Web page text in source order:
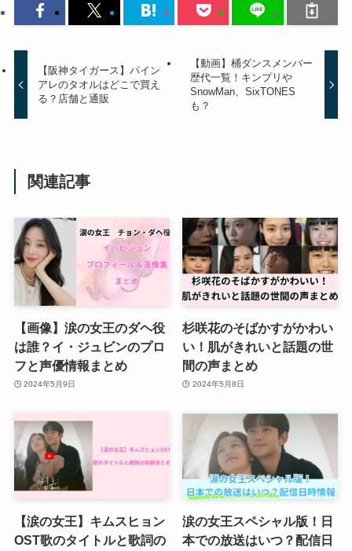
【阪神タイガース】パイン
アレのタオルはどこで買え
る？店舗と通販
【動画】桶ダンスメンバー
歴代一覧！キンプリや
SnowMan、SixTONES
も？
関連記事
【画像】涙の女王のダヘ役
は誰？イ・ジュビンのプロ
フと声優情報まとめ
2024年5月9日
杉咲花のそばかすがかわい
い！肌がきれいと話題の世
間の声まとめ
2024年5月8日
【涙の女王】キムスヒョン
OST歌のタイトルと歌詞の
涙の女王スペシャル版！日
本での放送はいつ？配信日